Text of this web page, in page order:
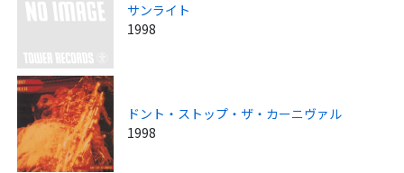
サンライト
1998
ドント・ストップ・ザ・カーニヴァル
1998